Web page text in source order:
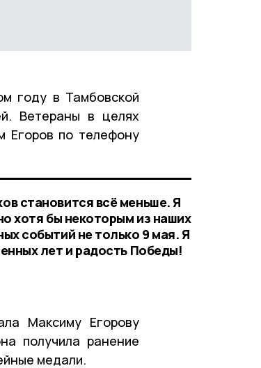
году в Тамбовской
Ветераны в целях
Егоров по телефону
становится всё меньше. Я
хотя бы некоторым из наших
событий не только 9 мая. Я
лет и радость Победы!
Максиму Егорову
получила ранение
медали.